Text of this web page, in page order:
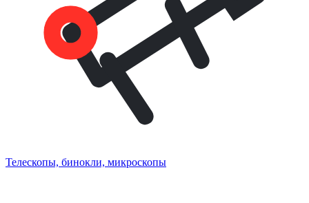
Телескопы, бинокли, микроскопы